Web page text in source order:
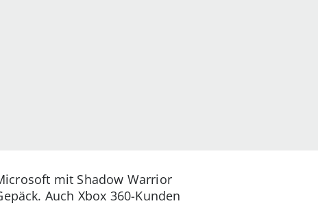
mit Shadow Warrior
Auch Xbox 360-Kunden